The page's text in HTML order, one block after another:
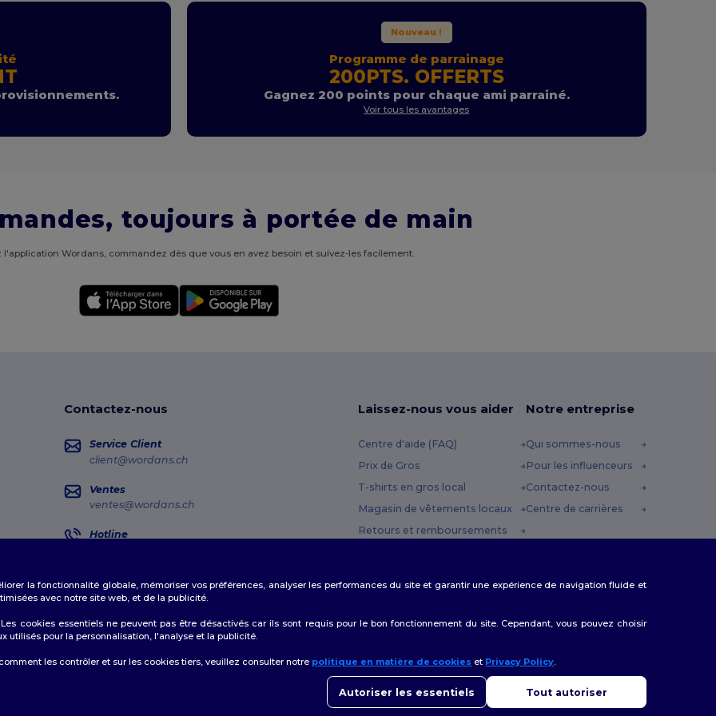
Nouveau !
Programme de parrainage
200PTS. OFFERTS
Gagnez 200 points pour chaque ami parrainé.
Voir tous les avantages
toujours à portée de main
l'application Wordans, commandez dès que vous en avez besoin et suivez-les facilement.
Contactez-nous
Service Client
client@wordans.ch
Ventes
ventes@wordans.ch
Hotline
Suivi de commande
Laissez-nous vous aider
Centre d'aide (FAQ)
Prix de Gros
T-shirts en gros local
Magasin de vêtements locaux
Retours et remboursements
Notre entreprise
Qui sommes-nous
Pour les influenceurs
Contactez-nous
Centre de carrières
Plan du Site
la fonctionnalité globale, mémoriser vos préférences, analyser les performances du site et garantir une expérience de navigation fluide et
avec notre site web, et de la publicité.
cookies essentiels ne peuvent pas être désactivés car ils sont requis pour le bon fonctionnement du site. Cependant, vous pouvez choisir
utilisés pour la personnalisation, l'analyse et la publicité.
les contrôler et sur les cookies tiers, veuillez consulter notre politique en matière de cookies et Privacy Policy.
Autoriser les essentiels Tout autoriser
👋 Bonjour
Si vous avez des questions ou des préoccupations, vous pouvez nous
contacter à tout moment. Notre chatbot est là pour vous aider.